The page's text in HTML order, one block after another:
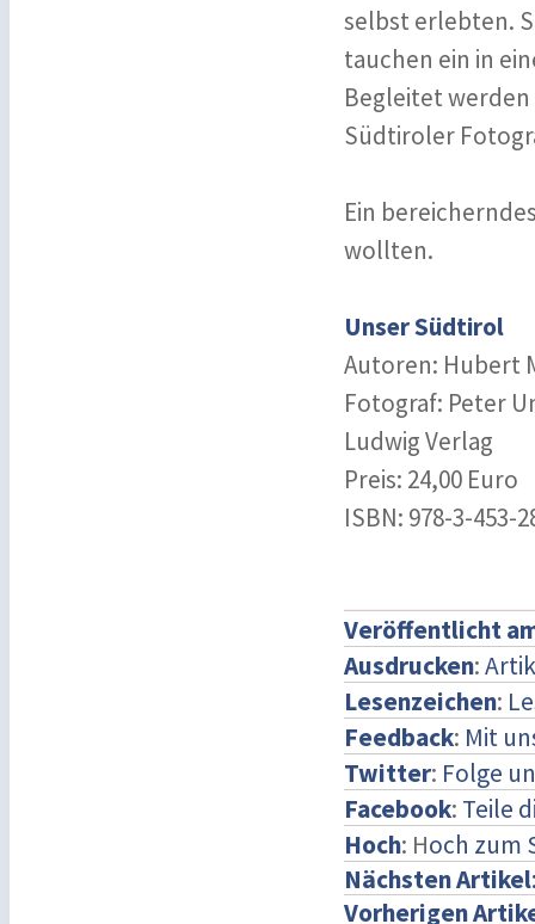
selbst erlebten.
tauchen ein in
Begleitet
Südtiroler
Ein
wollten.
Unser Südtirol
Autoren: Hubert
Fotograf: Peter
Ludwig Verlag
Preis: 24,00 Euro
ISBN: 978-3-453-
Veröffentlicht
Ausdrucken:
Lesenzeichen:
Feedback: Mit
Twitter: Folge
Facebook: Teile
Hoch: Hoch zum
Nächsten Artikel
Vorherigen